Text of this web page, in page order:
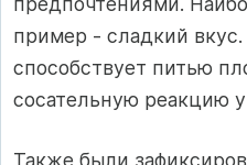
пример - сладкий вкус.
способствует питью
сосательную реакцию
Также были